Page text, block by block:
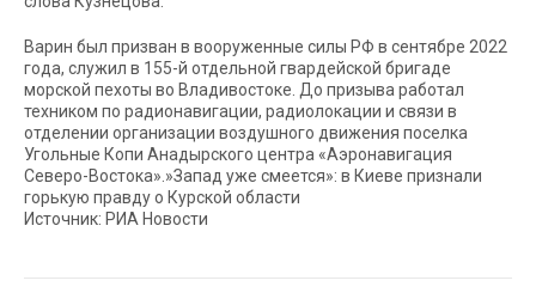
Варин был призван в вооруженные силы РФ в сентябре 2022
года, служил в 155-й отдельной гвардейской бригаде
морской пехоты во Владивостоке. До призыва работал
техником по радионавигации, радиолокации и связи в
отделении организации воздушного движения поселка
Угольные Копи Анадырского центра «Аэронавигация
Северо-Востока».»Запад уже смеется»: в Киеве признали
горькую правду о Курской области
Источник: РИА Новости